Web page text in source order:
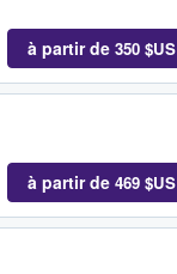
à partir de 350 $US
à partir de 469 $US